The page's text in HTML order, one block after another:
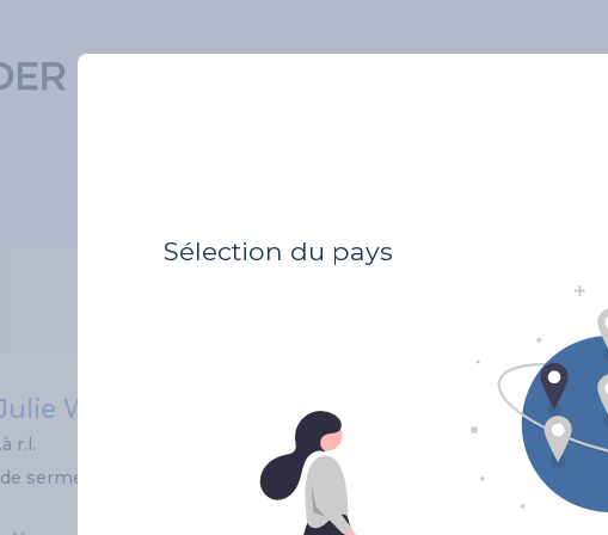
Warnecke
r.l.
serment: 15/12/2016
1150 Luxembourg
Sélection du pays